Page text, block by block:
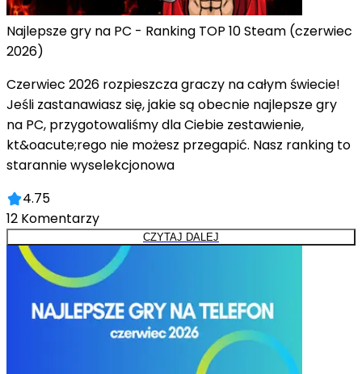
Najlepsze gry na PC - Ranking TOP 10 Steam (czerwiec
2026)
Czerwiec 2026 rozpieszcza graczy na całym świecie!
Jeśli zastanawiasz się, jakie są obecnie najlepsze gry
na PC, przygotowaliśmy dla Ciebie zestawienie,
kt&oacute;rego nie możesz przegapić. Nasz ranking to
starannie wyselekcjonowa
4.75
12 Komentarzy
CZYTAJ DALEJ